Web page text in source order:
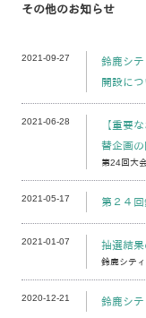
その他のお知らせ
2021-09-27
鈴鹿シ
開設に
2021-06-28
【重要
替企画
第24回大
2021-05-17 第２４
2021-01-07 抽選結
鈴鹿シテ
2020-12-21 鈴鹿シ